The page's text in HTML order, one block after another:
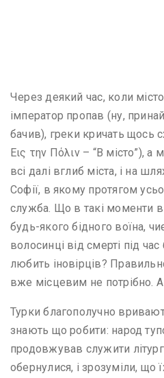
Через деякий час, коли
імператор пропав (ну,
бачив), греки кричать щось
Εις την Πόλιν – “В місто”),
всі далі вглиб міста, і на
Софії, в якому протягом
служба. Що в такі моменти
будь-якого бідного воїна,
волосинці від смерті під
любить іновірців?
вже місцевим не потрібно.
Турки благополучно
знають що робити: народ
продовжував служити
обернулися, і зрозуміли, що